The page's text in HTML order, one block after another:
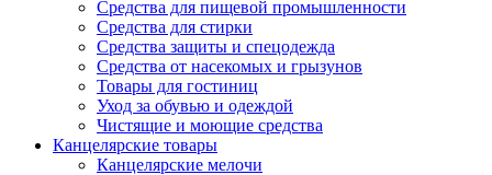
Средства для пищевой промышленности
Средства для стирки
Средства защиты и спецодежда
Средства от насекомых и грызунов
Товары для гостиниц
Уход за обувью и одеждой
Чистящие и моющие средства
Канцелярские товары
Канцелярские мелочи